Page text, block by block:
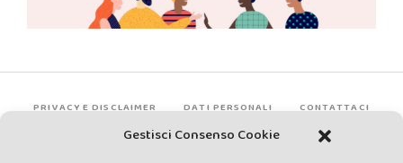
Gestisci Consenso Cookie
PRIVACY E DISCLAIMER DATI PERSONALI CONTATTACI